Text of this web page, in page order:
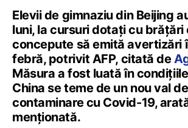
Elevii de gimnaziu din Beijing
luni, la cursuri dotați cu brățări
concepute să emită avertizări
febră, potrivit AFP, citată de
Măsura a fost luată în
China se teme de un nou val de
contaminare cu Covid-19,
menționată.